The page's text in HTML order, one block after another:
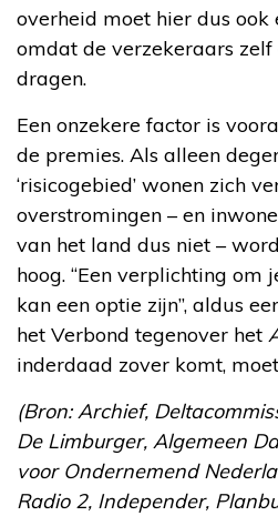
overheid moet hier dus ook
omdat de verzekeraars
dragen.
Een onzekere factor is
de premies. Als alleen
‘risicogebied’ wonen zich
overstromingen – en
van het land dus niet –
hoog. “Een verplichting om
kan een optie zijn”, aldus
het Verbond tegenover het
inderdaad zover komt,
(Bron: Archief,
De Limburger, Algemeen
voor Ondernemend
Radio 2, Independer,